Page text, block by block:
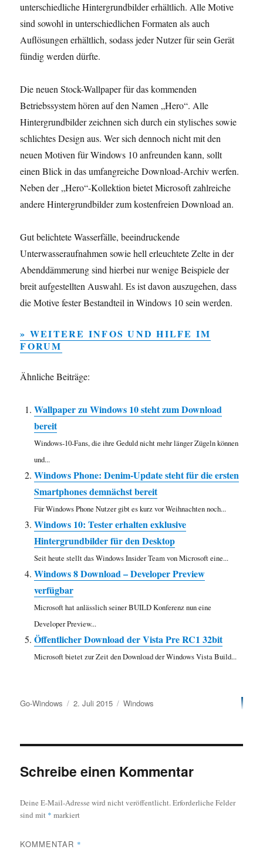
unterschiedliche Hintergrundbilder erhältlich. Alle Motive
sind sowohl in unterschiedlichen Formaten als auch
Auflösungen erhältlich, sodass jeder Nutzer für sein Gerät
fündig werden dürfte.
Die neuen Stock-Wallpaper für das kommenden
Betriebssystem hören auf den Namen „Hero“. Alle
Hintergrundbilder zeichnen sich durch ein stylisches sowie
schlichtes Design aus. Wer sich dennoch nicht mit den
neuen Motiven für Windows 10 anfreunden kann, sollt
einen Blick in das umfangreiche Download-Archiv werfen.
Neben der „Hero“-Kollektion bietet Microsoft zahlreiche
andere Hintergrundbilder zum kostenfreien Download an.
Gut belichtete Wasserfälle, beeindruckende
Unterwasseraufnahmen sowie hell erleuchtete Zelte in der
Abenddämmerung sind hierbei nur wenige Beispiele der
breit aufgestellten Auswahl. Es ist davon auszugehen, dass
die Motive fester Bestandteil in Windows 10 sein werden.
» WEITERE INFOS UND HILFE IM
FORUM
Ähnliche Beiträge:
Wallpaper zu Windows 10 steht zum Download
bereit
Windows-10-Fans, die ihre Geduld nicht mehr länger Zügeln können
und...
Windows Phone: Denim-Update steht für die ersten
Smartphones demnächst bereit
Für Windows Phone Nutzer gibt es kurz vor Weihnachten noch...
Windows 10: Tester erhalten exklusive
Hintergrundbilder für den Desktop
Seit heute stellt das Windows Insider Team von Microsoft eine...
Windows 8 Download – Developer Preview
verfügbar
Microsoft hat anlässlich seiner BUILD Konferenz nun eine
Developer Preview...
Öffentlicher Download der Vista Pre RC1 32bit
Microsoft bietet zur Zeit den Download der Windows Vista Build...
Autor
Go-Windows
Veröffentlicht
2. Juli 2015 Kategorien
Windows
Schreibe einen Kommentar
Deine E-Mail-Adresse wird nicht veröffentlicht.Erforderliche Felder
sind mit * markiert
KOMMENTAR *